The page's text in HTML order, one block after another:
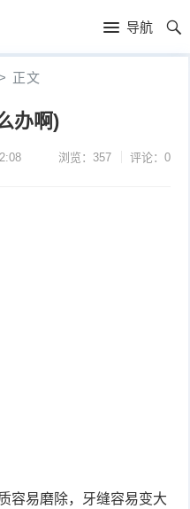
导航
正文
办啊)
浏览：357 评论：0
容易磨除，牙缝容易变大